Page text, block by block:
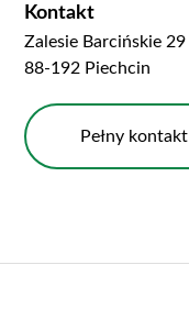
Kontakt
Zalesie Barcińskie 29
88-192 Piechcin
Pełny kontakt